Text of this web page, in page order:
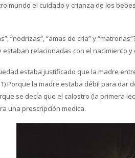
mundo el cuidado y crianza de los
“nodrizas”, “amas de cría” y
estaban relacionadas con el nacimiento
estaba justificado que la madre
Porque la madre estaba débil para dar
se decía que el calostro (la primera
una prescripción medica.